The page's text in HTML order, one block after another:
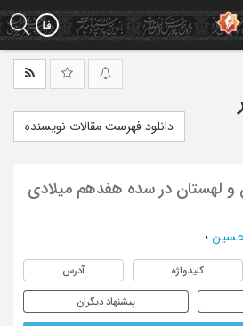
دانلود فهرست مقالات نویسنده
و لهستان در سده هفدهم میلادی
حسین ؛
کلیدواژه آدرس
پیشنهاد دیگران